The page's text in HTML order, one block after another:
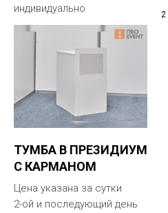
индивидуально
2
ТУМБА В ПРЕЗИДИУМ
С КАРМАНОМ
Цена указана за сутки
2-ой и последующий день